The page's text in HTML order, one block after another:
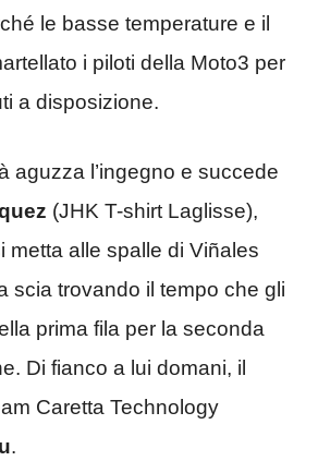
le basse temperature e il
i piloti della Moto3 per
a disposizione.
aguzza l’ingegno e succede
(JHK T-shirt Laglisse),
metta alle spalle di Viñales
scia trovando il tempo che gli
prima fila per la seconda
Di fianco a lui domani, il
Caretta Technology
.